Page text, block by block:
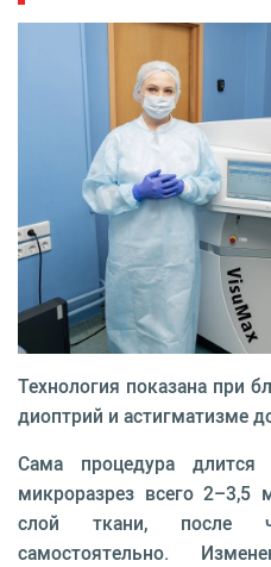
Технология показана при
диоптрий и астигматизме
Сама процедура
микроразрез всего 2–3,5
слой ткани, после
самостоятельно.